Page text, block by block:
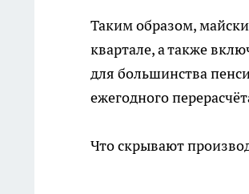
Таким образом,
квартале, а также
для большинства
ежегодного
Что скрывают